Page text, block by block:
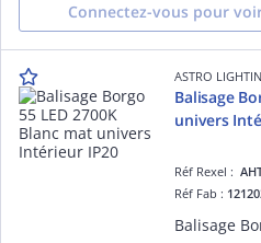
Connectez-vous pour
ASTRO
Balisage
univers
Réf Rexel :
Réf Fab :